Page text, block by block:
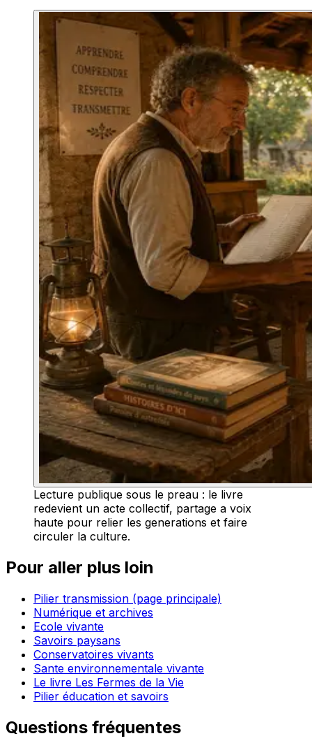
Lecture publique sous le preau : le livre
redevient un acte collectif, partage a voix
haute pour relier les generations et faire
circuler la culture.
Pour aller plus loin
Pilier transmission (page principale)
Numérique et archives
Ecole vivante
Savoirs paysans
Conservatoires vivants
Sante environnementale vivante
Le livre Les Fermes de la Vie
Pilier éducation et savoirs
Questions fréquentes